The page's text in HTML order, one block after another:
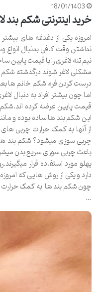
18/01/1403
خرید اینترنتی شکم بند
امروزه یکی از دغدغه های
نداشتن وقت کافی بدنبال
نیم تنه لاغری را با قیمت پایین
مشکلی لاغر شوند درگدشته
درست کردن فرم شکم خانم ها بعد
اما چون بیشتر افراد به دنبال
قیمت پایین عرضه کرده
این شکم بند ها ساده بوده و
از آنها به کمک حرارت چربی
چربی سوزی میشود؟ شکم بند
باعث چربی سوزی سریع بدن
پهلو مورد استفاده قرار
دارد و یکی از روش هایی که
چون شکم بند ها به کمک حرارت
…